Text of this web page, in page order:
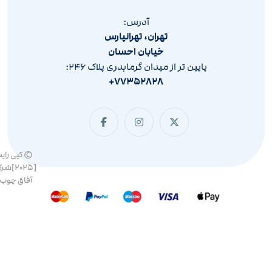
آدرس:
تهران، تهرانپارس
خیابان احسان
پایین تر از میدان گرمابدری پلاک ۲۴۶:
۷۷۳۵۲۸۲۸+
© کپی
آفاق